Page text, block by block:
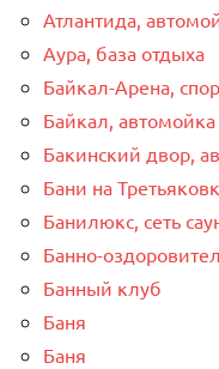
Атлантида,
Аура, база отдыха
Байкал-Арена,
Байкал, автомойка
Бакинский двор,
Бани на
Банилюкс, сеть
Банно-
Банный клуб
Баня
Баня